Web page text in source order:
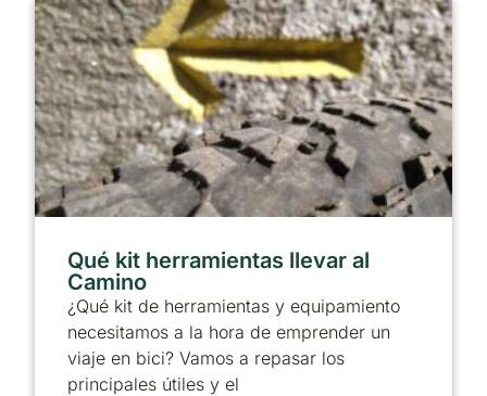
Qué kit herramientas llevar al
Camino
¿Qué kit de herramientas y equipamiento
necesitamos a la hora de emprender un
viaje en bici? Vamos a repasar los
principales útiles y el